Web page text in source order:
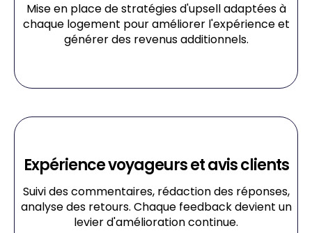
Mise en place de stratégies d'upsell adaptées à
chaque logement pour améliorer l'expérience et
générer des revenus additionnels.
Expérience voyageurs et avis clients
Suivi des commentaires, rédaction des réponses,
analyse des retours. Chaque feedback devient un
levier d'amélioration continue.